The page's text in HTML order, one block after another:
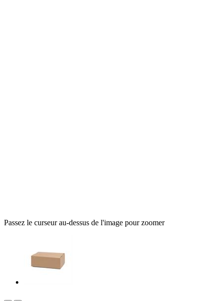
Passez le curseur au-dessus de l'image pour zoomer